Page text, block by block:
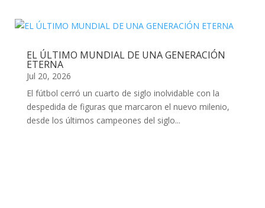
EL ÚLTIMO MUNDIAL DE UNA GENERACIÓN
ETERNA
Jul 20, 2026
El fútbol cerró un cuarto de siglo inolvidable con la
despedida de figuras que marcaron el nuevo milenio,
desde los últimos campeones del siglo...